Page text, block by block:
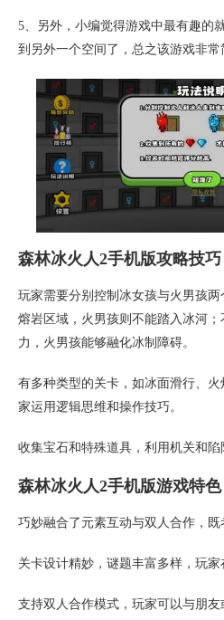
5、另外，小编觉得游戏中最有趣的
到另外一个空间了，总之该游戏非常
森林冰火人2手机版攻略技巧
玩家需要分别控制冰女孩与火男孩
熔岩区域，火男孩则不能踏入冰河
力，火男孩能够融化冰制障碍。
有多种类型的关卡，如冰面滑行、
家运用逻辑思维和操作技巧。
收集宝石和特殊道具，利用机关和陷
森林冰火人2手机版游戏特色
巧妙融合了元素互动与双人合作，既
关卡设计精妙，谜题丰富多样，玩家
支持双人合作模式，玩家可以与朋友